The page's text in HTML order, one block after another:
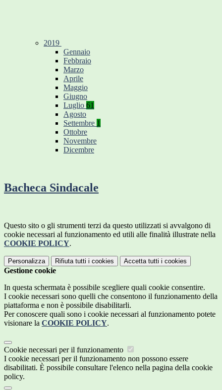
2019
Gennaio
Febbraio
Marzo
Aprile
Maggio
Giugno
Luglio 61
Agosto
Settembre 1
Ottobre
Novembre
Dicembre
Bacheca Sindacale
Questo sito o gli strumenti terzi da questo utilizzati si avvalgono di
cookie necessari al funzionamento ed utili alle finalità illustrate nella
COOKIE POLICY.
Personalizza Rifiuta tutti i cookies Accetta tutti i cookies
Gestione cookie
In questa schermata è possibile scegliere quali cookie consentire.
I cookie necessari sono quelli che consentono il funzionamento della
piattaforma e non è possibile disabilitarli.
Per conoscere quali sono i cookie necessari al funzionamento potete
visionare la COOKIE POLICY.
Cookie necessari per il funzionamento
I cookie necessari per il funzionamento non possono essere
disabilitati. È possibile consultare l'elenco nella pagina della cookie
policy.